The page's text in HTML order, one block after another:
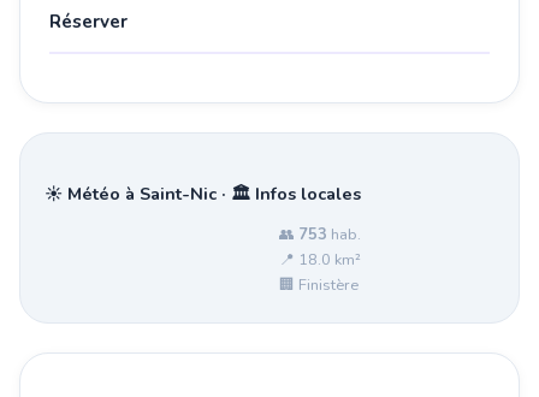
Réserver
☀️ Météo à Saint-Nic · 🏛️ Infos locales
👥 753 hab.
📍 18.0 km²
🏢 Finistère